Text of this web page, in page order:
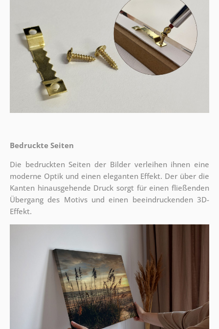
Bedruckte Seiten
Die bedruckten Seiten der Bilder verleihen ihnen eine
moderne Optik und einen eleganten Effekt. Der über die
Kanten hinausgehende Druck sorgt für einen fließenden
Übergang des Motivs und einen beeindruckenden 3D-
Effekt.